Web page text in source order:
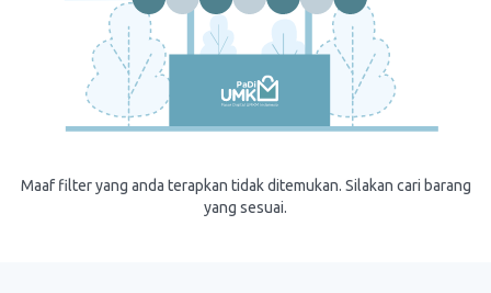
Maaf filter yang anda terapkan tidak ditemukan. Silakan cari barang
yang sesuai.